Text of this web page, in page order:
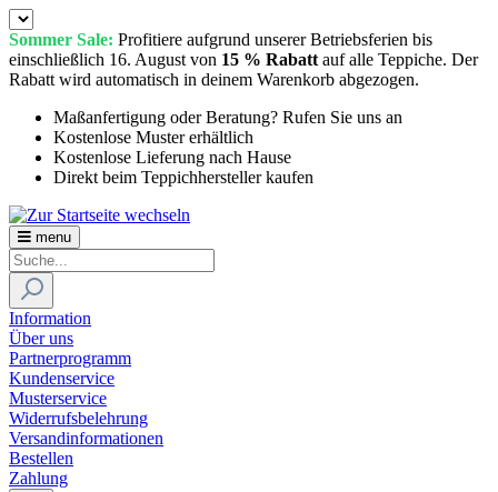
Sommer Sale: Profitiere aufgrund unserer Betriebsferien bis
einschließlich 16. August von 15 % Rabatt auf alle Teppiche. Der
Rabatt wird automatisch in deinem Warenkorb abgezogen.
Maßanfertigung oder Beratung? Rufen Sie uns an
Kostenlose Muster erhältlich
Kostenlose Lieferung nach Hause
Direkt beim Teppichhersteller kaufen
menu
Information
Über uns
Partnerprogramm
Kundenservice
Musterservice
Widerrufsbelehrung
Versandinformationen
Bestellen
Zahlung